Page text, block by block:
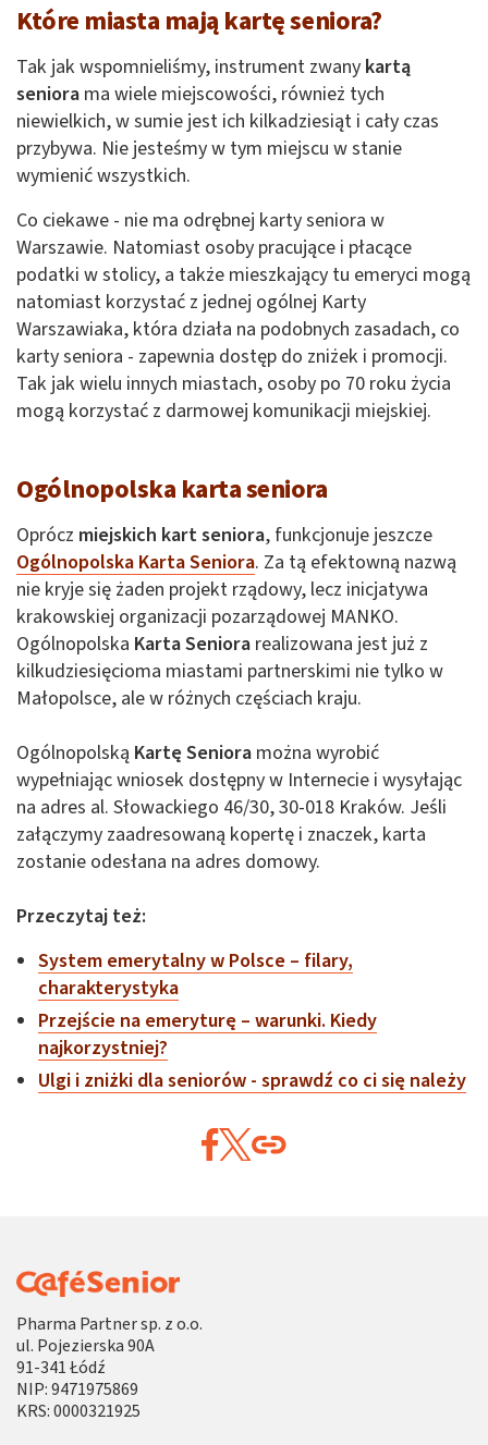
Które miasta mają kartę seniora?
Tak jak wspomnieliśmy, instrument zwany kartą
seniora ma wiele miejscowości, również tych
niewielkich, w sumie jest ich kilkadziesiąt i cały czas
przybywa. Nie jesteśmy w tym miejscu w stanie
wymienić wszystkich.
Co ciekawe - nie ma odrębnej karty seniora w
Warszawie. Natomiast osoby pracujące i płacące
podatki w stolicy, a także mieszkający tu emeryci mogą
natomiast korzystać z jednej ogólnej Karty
Warszawiaka, która działa na podobnych zasadach, co
karty seniora - zapewnia dostęp do zniżek i promocji.
Tak jak wielu innych miastach, osoby po 70 roku życia
mogą korzystać z darmowej komunikacji miejskiej.
Ogólnopolska karta seniora
Oprócz miejskich kart seniora, funkcjonuje jeszcze
Ogólnopolska Karta Seniora. Za tą efektowną nazwą
nie kryje się żaden projekt rządowy, lecz inicjatywa
krakowskiej organizacji pozarządowej MANKO.
Ogólnopolska Karta Seniora realizowana jest już z
kilkudziesięcioma miastami partnerskimi nie tylko w
Małopolsce, ale w różnych częściach kraju.
Ogólnopolską Kartę Seniora można wyrobić
wypełniając wniosek dostępny w Internecie i wysyłając
na adres al. Słowackiego 46/30, 30-018 Kraków. Jeśli
załączymy zaadresowaną kopertę i znaczek, karta
zostanie odesłana na adres domowy.
Przeczytaj też:
System emerytalny w Polsce – filary,
charakterystyka
Przejście na emeryturę – warunki. Kiedy
najkorzystniej?
Ulgi i zniżki dla seniorów - sprawdź co ci się należy
Pharma Partner sp. z o.o.
ul. Pojezierska 90A
91-341 Łódź
NIP: 9471975869
KRS: 0000321925